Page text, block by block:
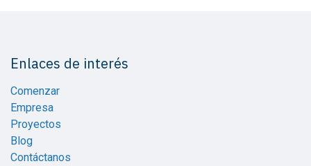
Enlaces de interés
Comenzar
Empresa
Proyectos
Blog
Contáctanos